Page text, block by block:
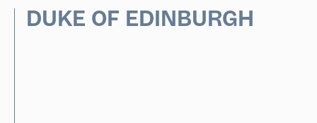
DUKE OF EDINBURGH